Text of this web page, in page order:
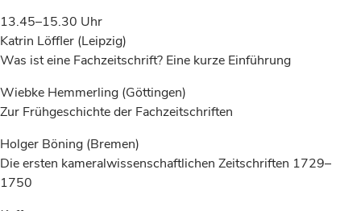
13.45–15.30 Uhr
Katrin Löffler (Leipzig)
Was ist eine Fachzeitschrift? Eine kurze Einführung
Wiebke Hemmerling (Göttingen)
Zur Frühgeschichte der Fachzeitschriften
Holger Böning (Bremen)
Die ersten kameralwissenschaftlichen Zeitschriften 1729–
1750